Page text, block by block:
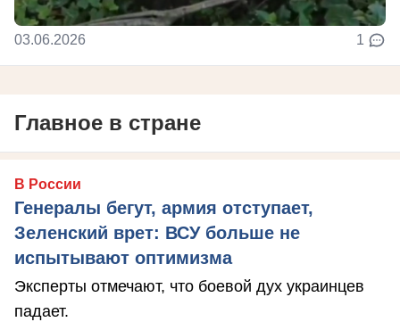
03.06.2026 1
Главное в стране
В России
Генералы бегут, армия отступает,
Зеленский врет: ВСУ больше не
испытывают оптимизма
Эксперты отмечают, что боевой дух украинцев
падает.